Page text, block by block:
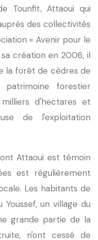
Tounfit, Attaoui qui
des collectivités
« Avenir pour le
création en 2006, il
la forêt de cèdres de
forestier
d'hectares et
de l'exploitation
Attaoui est témoin
est régulièrement
Les habitants de
Youssef, un village du
grande partie de la
n'ont cessé de